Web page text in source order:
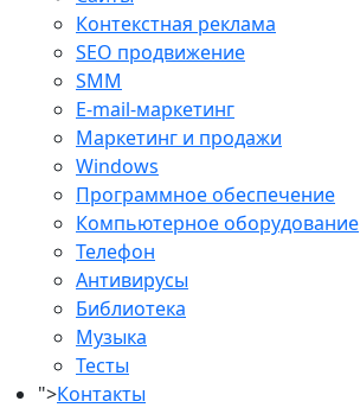
Контекстная реклама
SEO продвижение
SMM
E-mail-маркетинг
Маркетинг и продажи
Windows
Программное обеспечение
Компьютерное оборудование
Телефон
Антивирусы
Библиотека
Музыка
Тесты
">Контакты